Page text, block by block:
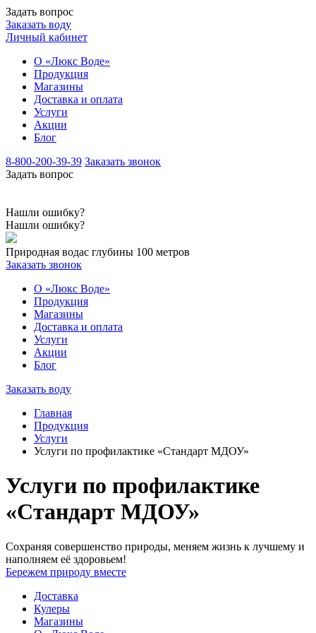
Задать вопрос
Заказать воду
Личный кабинет
О «Люкс Воде»
Продукция
Магазины
Доставка и оплата
Услуги
Акции
Блог
8-800-200-39-39 Заказать звонок
Задать вопрос
Нашли ошибку?
Нашли ошибку?
Природная водас глубины 100 метров
Заказать звонок
О «Люкс Воде»
Продукция
Магазины
Доставка и оплата
Услуги
Акции
Блог
Заказать воду
Главная
Продукция
Услуги
Услуги по профилактике «Стандарт МДОУ»
Услуги по профилактике
«Стандарт МДОУ»
Сохраняя совершенство природы, меняем жизнь к лучшему и
наполняем её здоровьем!
Бережем природу вместе
Доставка
Кулеры
Магазины